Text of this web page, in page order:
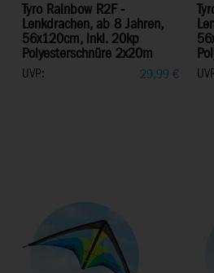
Tyro Rainbow R2F -
Lenkdrachen, ab 8 Jahren,
56x120cm, inkl. 20kp
Polyesterschnüre 2x20m
UVP: 29,99 €